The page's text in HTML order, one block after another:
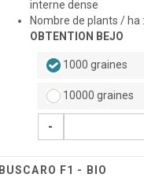
interne dense
Nombre de plants / ha
OBTENTION BEJO
1000 graines
10000 graines
-
BUSCARO F1 - BIO